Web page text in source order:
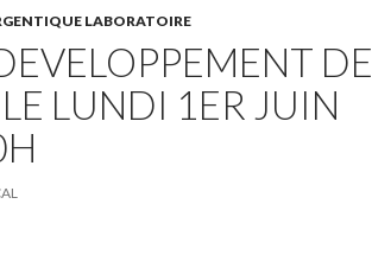
LABORATOIRE
DE
LUNDI 1ER JUIN